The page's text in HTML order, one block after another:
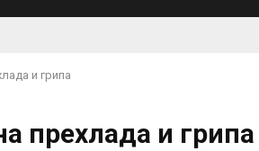
и грипа
прехлада и грипа